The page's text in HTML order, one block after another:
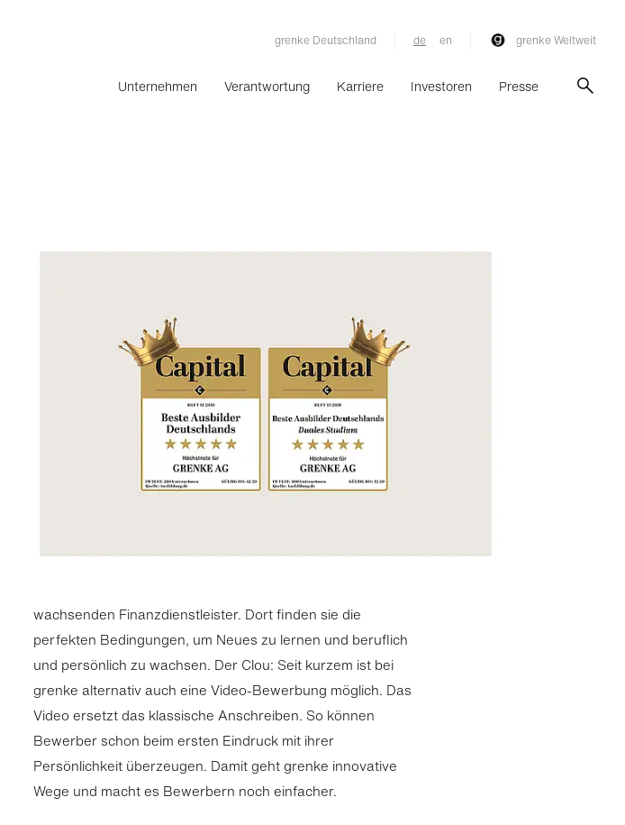
grenke Deutschland de en grenke Weltweit
Unternehmen Verantwortung Karriere Investoren Presse
wachsenden Finanzdienstleister. Dort finden sie die
perfekten Bedingungen, um Neues zu lernen und beruflich
und persönlich zu wachsen. Der Clou: Seit kurzem ist bei
grenke alternativ auch eine Video-Bewerbung möglich. Das
Video ersetzt das klassische Anschreiben. So können
Bewerber schon beim ersten Eindruck mit ihrer
Persönlichkeit überzeugen. Damit geht grenke innovative
Wege und macht es Bewerbern noch einfacher.